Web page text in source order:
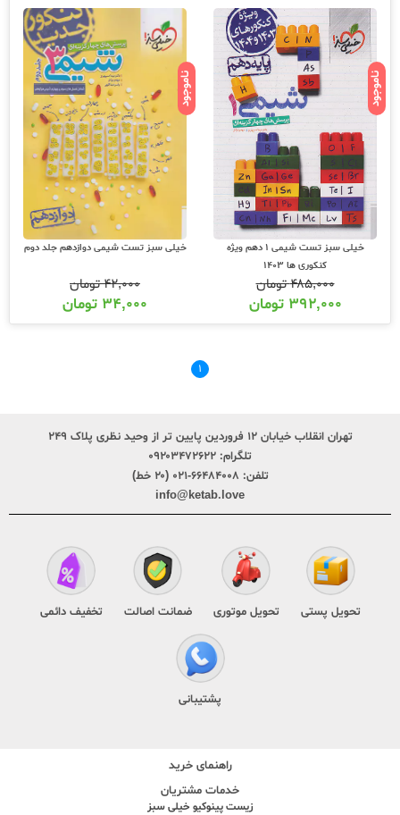
ناموجود
خیلی سبز تست شیمی 1 دهم ویژه
کنکوری ها 1403
۴۸۵,۰۰۰تومان
۳۹۲,۰۰۰ تومان
ناموجود
خیلی سبز تست شیمی دوازدهم جلد دوم
۴۲,۰۰۰تومان
۳۴,۰۰۰ تومان
۱
تهران انقلاب خیابان ۱۲ فروردین پایین تر از وحید نظری پلاک ۲۴۹
تلگرام: ۰۹۲۰۳۴۷۲۶۲۲
تلفن: ۶۶۴۸۴۰۰۸-۰۲۱ (۲۰ خط)
info@ketab.love
تحویل پستی تحویل موتوری ضمانت اصالت تخفیف دائمی
پشتیبانی
راهنمای خرید
خدمات مشتریان
زیست پینوکیو خیلی سبز